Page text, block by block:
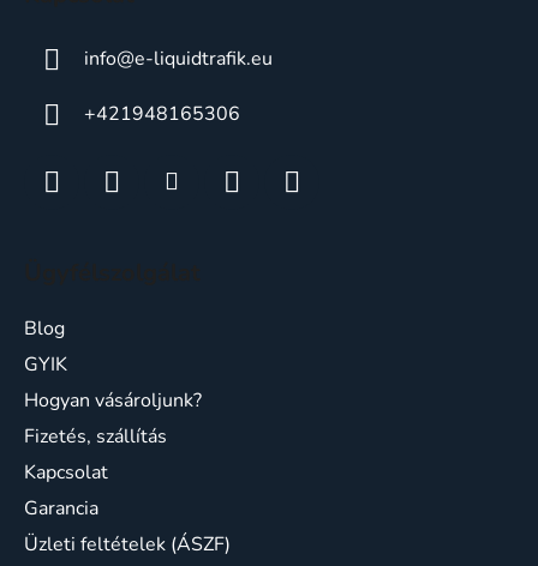
info@e-liquidtrafik.eu
+421948165306
Blog
GYIK
Hogyan vásároljunk?
Fizetés, szállítás
Kapcsolat
Garancia
Üzleti feltételek (ÁSZF)